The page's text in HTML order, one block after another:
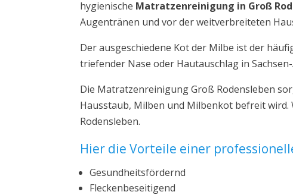
hygienische Matratzenreinigung in Groß
Augentränen und vor der weitverbreiteten
Der ausgeschiedene Kot der Milbe ist der
triefender Nase oder Hautauschlag in
Die Matratzenreinigung Groß Rodensleben
Hausstaub, Milben und Milbenkot befreit
Rodensleben.
Hier die Vorteile einer
Gesundheitsfördernd
Fleckenbeseitigend